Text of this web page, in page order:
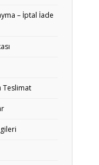
– İptal İade
Teslimat